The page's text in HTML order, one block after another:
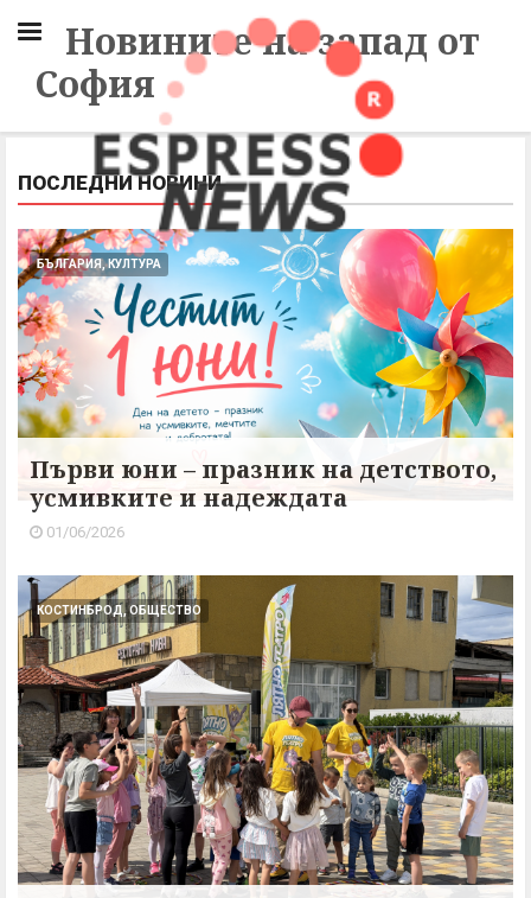
Новините на запад от
София
ПОСЛЕДНИ НОВИНИ
БЪЛГАРИЯ, КУЛТУРА
Първи юни – празник на детството,
усмивките и надеждата
01/06/2026
КОСТИНБРОД, ОБЩЕСТВО